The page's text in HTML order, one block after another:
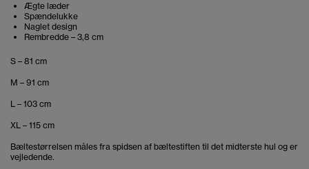
Ægte læder
Spændelukke
Naglet design
Rembredde – 3,8 cm
S – 81 cm
M – 91 cm
L – 103 cm
XL – 115 cm
Bæltestørrelsen måles fra spidsen af bæltestiften til det midterste hul og er
vejledende.